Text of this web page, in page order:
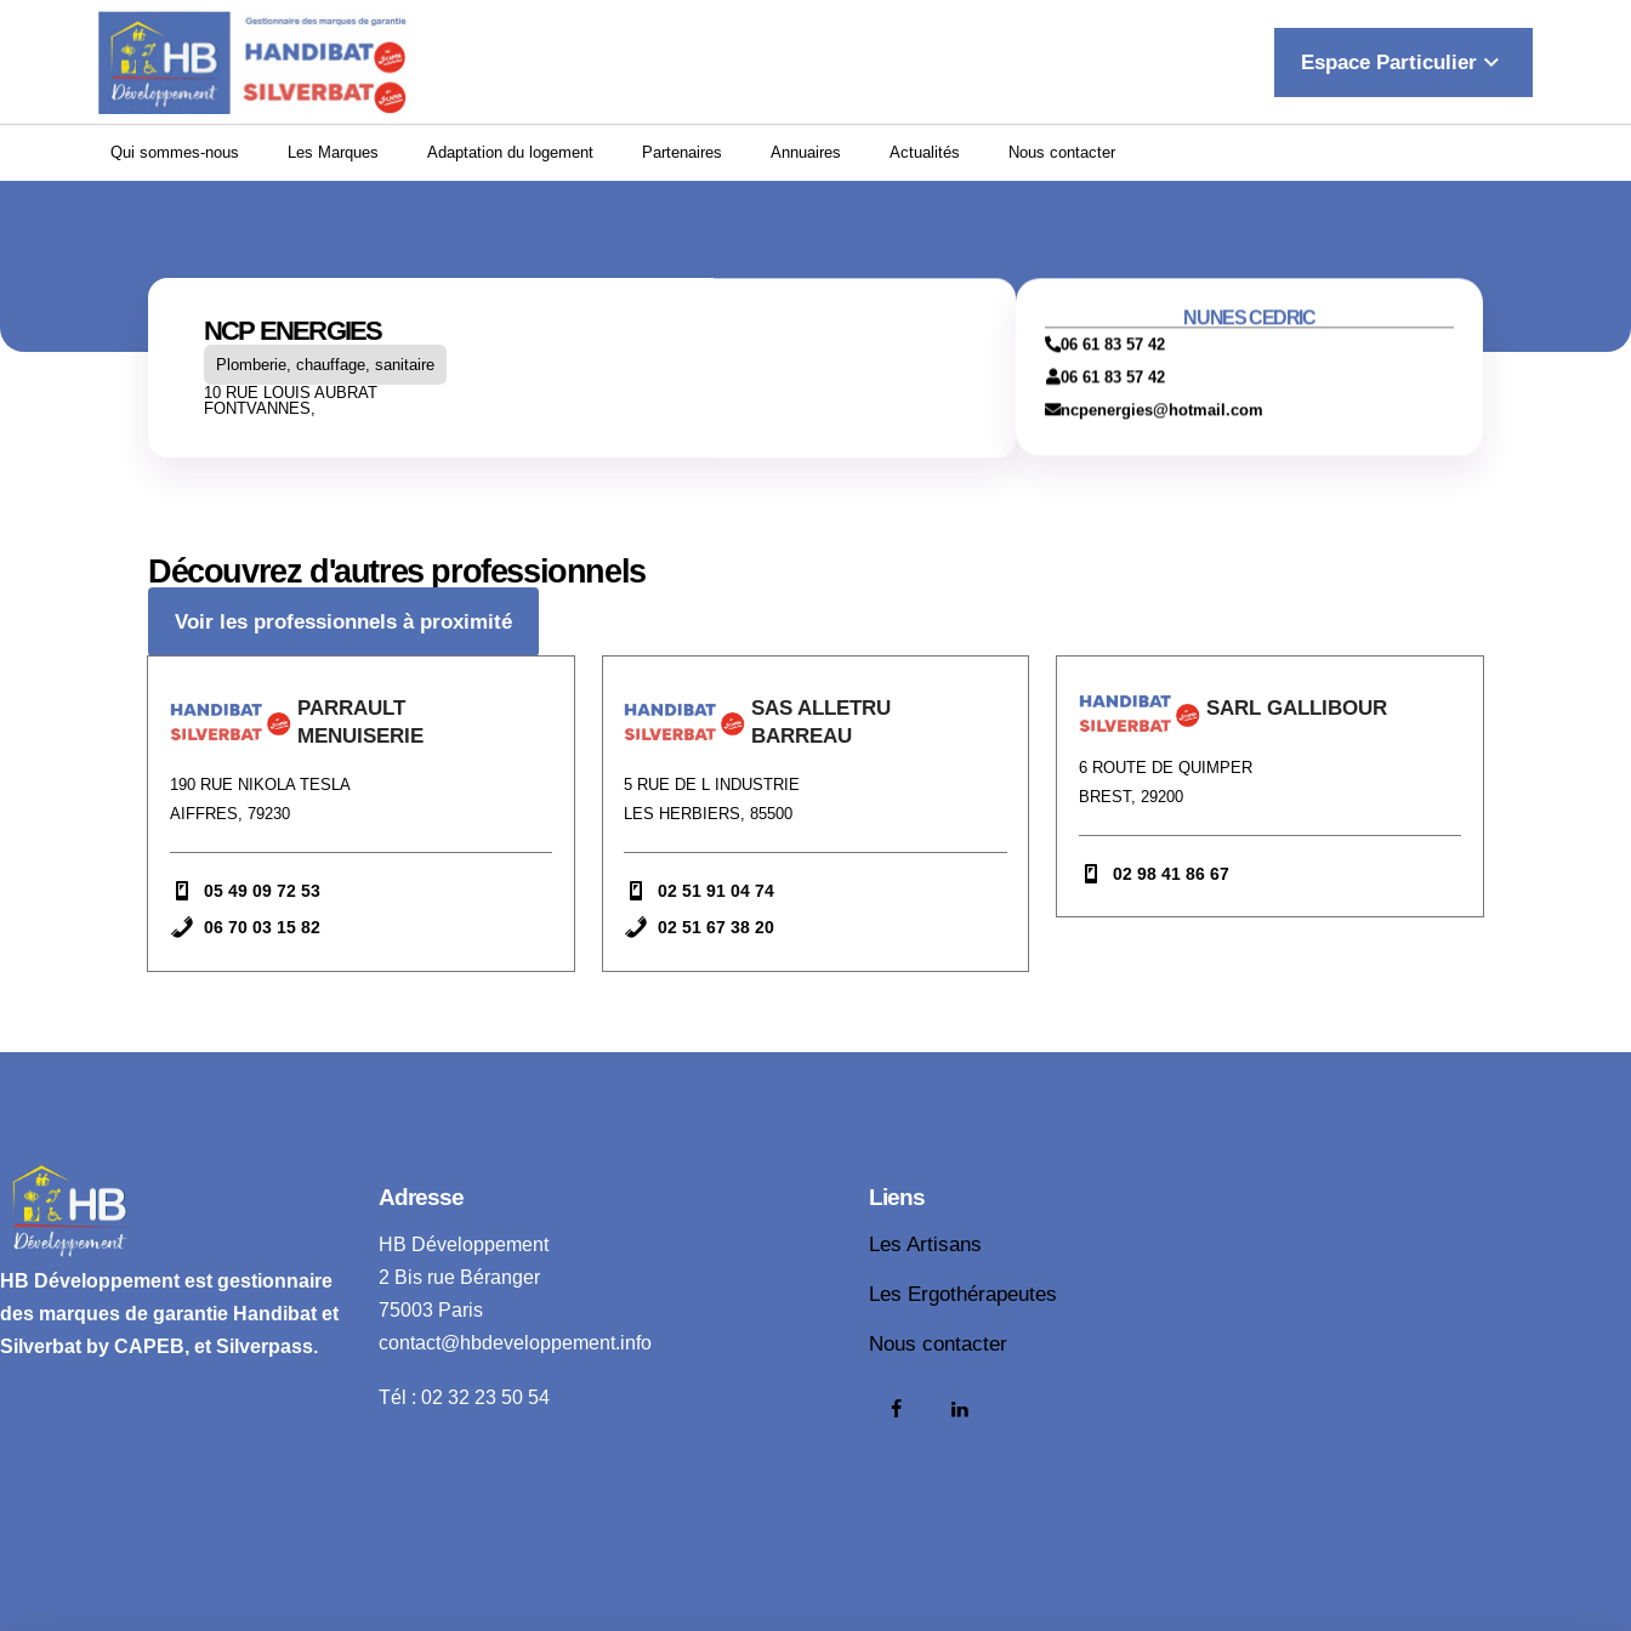
Panneau de gestion des cookies
Espace Particulier keyboard_arrow_down
Qui sommes-nous Les Marques Adaptation du logement Partenaires Annuaires Actualités Nous contacter
NCP ENERGIES
Plomberie, chauffage, sanitaire
10 RUE LOUIS AUBRAT
FONTVANNES,
NUNES CEDRIC
06 61 83 57 42
06 61 83 57 42
ncpenergies@hotmail.com
Découvrez d'autres professionnels
Voir les professionnels à proximité
PARRAULT
MENUISERIE
190 RUE NIKOLA TESLA
AIFFRES, 79230
05 49 09 72 53
06 70 03 15 82
SAS ALLETRU
BARREAU
5 RUE DE L INDUSTRIE
LES HERBIERS, 85500
02 51 91 04 74
02 51 67 38 20
SARL GALLIBOUR
6 ROUTE DE QUIMPER
BREST, 29200
02 98 41 86 67
HB Développement est gestionnaire
des marques de garantie Handibat et
Silverbat by CAPEB, et Silverpass.
Adresse
HB Développement
2 Bis rue Béranger
75003 Paris
contact@hbdeveloppement.info
Tél : 02 32 23 50 54
Liens
Les Artisans
Les Ergothérapeutes
Nous contacter